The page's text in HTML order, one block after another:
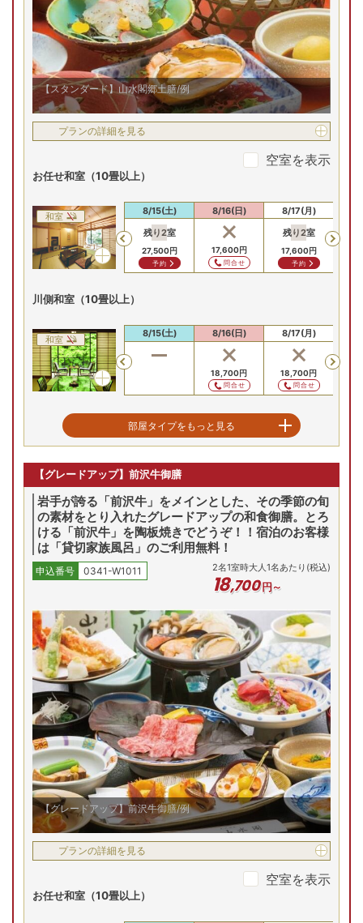
【スタンダード】山水閣郷土膳/例
プランの詳細を見る
空室を表示
お任せ和室（10畳以上）
和室
Previous
8/13(木)
円
8/14(金)
27,500円
問合せ
8/15(土)
残り2室
27,500円
予約
8/16(日)
17,600円
問合せ
8/17(月)
残り2室
17,600円
予約
川側和室（10畳以上）
和室
Previous
8/13(木)
円
問合せ
8/14(金)
28,600円
問合せ
8/15(土) 8/16(日)
18,700円
問合せ
8/17(月)
18,700円
問合せ
新館和室2間（川側）
和室
Previous
円 31,900 円
問合せ
22,000
問合せ
22,000 円
問合せ
部屋タイプをもっと見る
【グレードアップ】前沢牛御膳
岩手が誇る「前沢牛」をメインとした、その季節の旬
の素材をとり入れたグレードアップの和食御膳。とろ
ける「前沢牛」を陶板焼きでどうぞ！！宿泊のお客様
は「貸切家族風呂」のご利用無料！
申込番号 0341-W1011 2名1室時大人1名あたり(税込)
18,700円～
【グレードアップ】前沢牛御膳/例
プランの詳細を見る
空室を表示
お任せ和室（10畳以上）